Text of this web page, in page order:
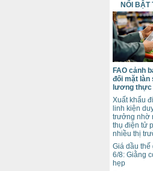
NỔI BẬT
FAO cảnh
đối mặt làn
lương
Xuất khẩu
linh kiện
trưởng nhờ
thụ điện tử
nhiều thị
Giá dầu
6/8: Giằng
hẹp